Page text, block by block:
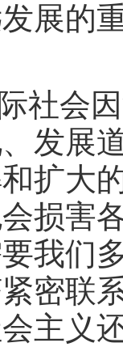
展的
社会
发展
扩大
损害
我们
密联
主义